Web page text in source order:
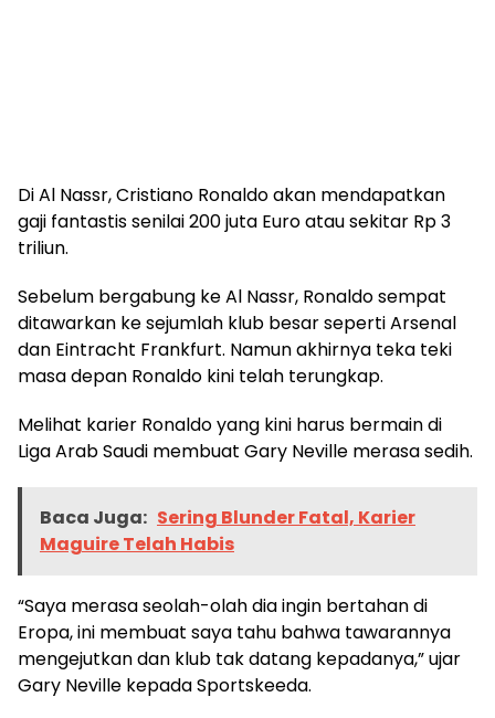
Di Al Nassr, Cristiano Ronaldo akan mendapatkan
gaji fantastis senilai 200 juta Euro atau sekitar Rp 3
triliun.
Sebelum bergabung ke Al Nassr, Ronaldo sempat
ditawarkan ke sejumlah klub besar seperti Arsenal
dan Eintracht Frankfurt. Namun akhirnya teka teki
masa depan Ronaldo kini telah terungkap.
Melihat karier Ronaldo yang kini harus bermain di
Liga Arab Saudi membuat Gary Neville merasa sedih.
Baca Juga: Sering Blunder Fatal, Karier
Maguire Telah Habis
“Saya merasa seolah-olah dia ingin bertahan di
Eropa, ini membuat saya tahu bahwa tawarannya
mengejutkan dan klub tak datang kepadanya,” ujar
Gary Neville kepada Sportskeeda.